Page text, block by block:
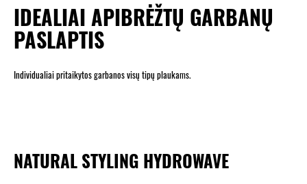
IDEALIAI APIBRĖŽTŲ GARBANŲ
PASLAPTIS
Individualiai pritaikytos garbanos visų tipų plaukams.
NATURAL STYLING HYDROWAVE